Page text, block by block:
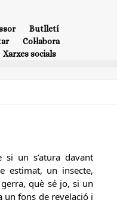
Butlletí
Col·labora
Xarxes socials
si un s’atura davant
estimat, un insecte,
què sé jo, si un
un fons de revelació i